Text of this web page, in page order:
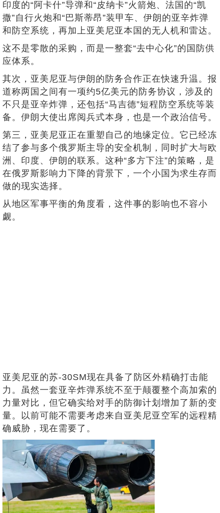
印度的“阿卡什”导弹和“皮纳卡”火箭炮、法国的“凯
撒”自行火炮和“巴斯蒂昂”装甲车、伊朗的亚辛炸弹
和防空系统，再加上亚美尼亚本国的无人机和雷达。
这不是零散的采购，而是一整套“去中心化”的国防供
应体系。
其次，亚美尼亚与伊朗的防务合作正在快速升温。报
道称两国之间有一项约5亿美元的防务协议，涉及的
不只是亚辛炸弹，还包括“马吉德”短程防空系统等装
备。伊朗大使出席阅兵式本身，也是一个政治信号。
第三，亚美尼亚正在重塑自己的地缘定位。它已经冻
结了参与多个俄罗斯主导的安全机制，同时扩大与欧
洲、印度、伊朗的联系。这种“多方下注”的策略，是
在俄罗斯影响力下降的背景下，一个小国为求生存而
做的现实选择。
从地区军事平衡的角度看，这件事的影响也不容小
觑。
亚美尼亚的苏-30SM现在具备了防区外精确打击能
力。虽然一套亚辛炸弹系统不至于颠覆整个高加索的
力量对比，但它确实给对手的防御计划增加了新的变
量。以前可能不需要考虑来自亚美尼亚空军的远程精
确威胁，现在需要了。